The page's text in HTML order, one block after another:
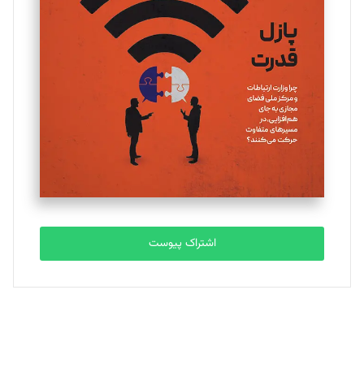
یسنا امان‌پور
تحریریه
ملینا جعفری
تحریریه
مصطفی مسجدی آرانی
تحریریه
بابک نقاش
تحریریه
اشتراک پیوست